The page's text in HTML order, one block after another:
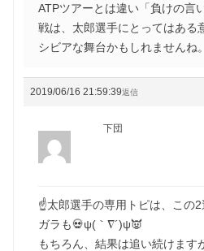
ATPツアーとは違い「負けの言
戦は、太郎選手にとってはある
シビアな舞台かもしれませんね。
2019/06/16 21:59:39返信
下団
☝️太郎選手の専用トピは、この
ガラも💀ψ(｀∇´)ψ👿
もちろん、結果は追い続けま